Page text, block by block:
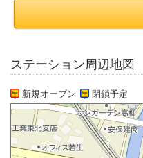
ステーション周辺地図
新規オープン 閉鎖予定